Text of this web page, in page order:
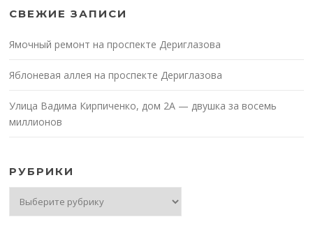
СВЕЖИЕ ЗАПИСИ
Ямочный ремонт на проспекте Дериглазова
Яблоневая аллея на проспекте Дериглазова
Улица Вадима Кирпиченко, дом 2А — двушка за восемь
миллионов
РУБРИКИ